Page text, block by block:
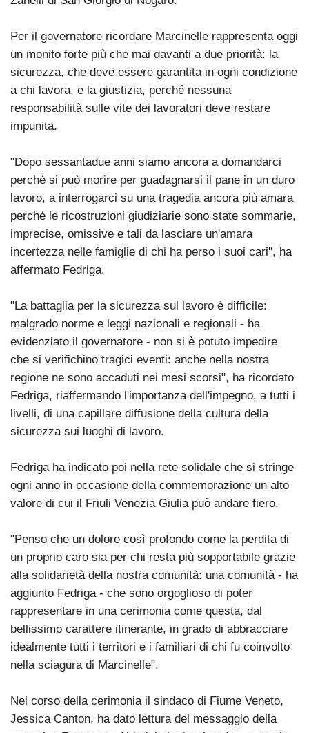
Per il governatore ricordare Marcinelle rappresenta oggi
un monito forte più che mai davanti a due priorità: la
sicurezza, che deve essere garantita in ogni condizione
a chi lavora, e la giustizia, perché nessuna
responsabilità sulle vite dei lavoratori deve restare
impunita.
"Dopo sessantadue anni siamo ancora a domandarci
perché si può morire per guadagnarsi il pane in un duro
lavoro, a interrogarci su una tragedia ancora più amara
perché le ricostruzioni giudiziarie sono state sommarie,
imprecise, omissive e tali da lasciare un'amara
incertezza nelle famiglie di chi ha perso i suoi cari", ha
affermato Fedriga.
"La battaglia per la sicurezza sul lavoro è difficile:
malgrado norme e leggi nazionali e regionali - ha
evidenziato il governatore - non si è potuto impedire
che si verifichino tragici eventi: anche nella nostra
regione ne sono accaduti nei mesi scorsi", ha ricordato
Fedriga, riaffermando l'importanza dell'impegno, a tutti i
livelli, di una capillare diffusione della cultura della
sicurezza sui luoghi di lavoro.
Fedriga ha indicato poi nella rete solidale che si stringe
ogni anno in occasione della commemorazione un alto
valore di cui il Friuli Venezia Giulia può andare fiero.
"Penso che un dolore così profondo come la perdita di
un proprio caro sia per chi resta più sopportabile grazie
alla solidarietà della nostra comunità: una comunità - ha
aggiunto Fedriga - che sono orgoglioso di poter
rappresentare in una cerimonia come questa, dal
bellissimo carattere itinerante, in grado di abbracciare
idealmente tutti i territori e i familiari di chi fu coinvolto
nella sciagura di Marcinelle".
Nel corso della cerimonia il sindaco di Fiume Veneto,
Jessica Canton, ha dato lettura del messaggio della